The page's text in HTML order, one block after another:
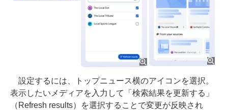
設定するには、トップニュース横のアイコンを選択。
表示したいメディアを入力して「検索結果を更新する」
（Refresh results）を選択することで変更が反映され